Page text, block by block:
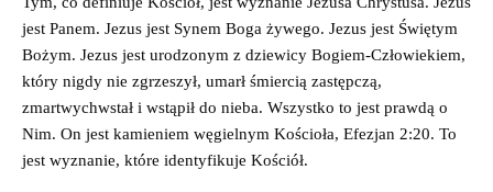
jest Panem. Jezus jest Synem Boga żywego. Jezus jest Świętym
Bożym. Jezus jest urodzonym z dziewicy Bogiem-Człowiekiem,
który nigdy nie zgrzeszył, umarł śmiercią zastępczą,
zmartwychwstał i wstąpił do nieba. Wszystko to jest prawdą o
Nim. On jest kamieniem węgielnym Kościoła, Efezjan 2:20. To
jest wyznanie, które identyfikuje Kościół.